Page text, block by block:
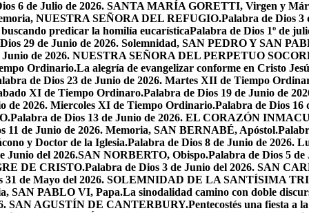
6 de Julio de 2026. SANTA MARÍA GORETTI, Virgen y
NUESTRA SEÑORA DEL REFUGIO.Palabra de Dios 3
predicar la homilía eucarísticaPalabra de Dios 1º de
29 de Junio de 2026. Solemnidad, SAN PEDRO Y SAN
Junio de 2026. NUESTRA SEÑORA DEL PERPETUO
Ordinario.La alegría de evangelizar conforme en Cristo
de Dios 23 de Junio de 2026. Martes XII de Tiempo
XI de Tiempo Ordinaro.Palabra de Dios 19 de Junio de
de 2026. Miercoles XI de Tiempo Ordinario.Palabra de Dios 16
Palabra de Dios 13 de Junio de 2026. EL CORAZÓN
11 de Junio de 2026. Memoria, SAN BERNABÉ, Apóstol.
y Doctor de la Iglesia.Palabra de Dios 8 de Junio de 2026.
Junio del 2026.SAN NORBERTO, Obispo.Palabra de Dios 5
DE CRISTO.Palabra de Dios 3 de Junio del 2026. SAN
31 de Mayo del 2026. SOLEMNIDAD DE LA SANTÍSIMA
SAN PABLO VI, Papa.La sinodalidad camino con doble
SAN AGUSTÍN DE CANTERBURY.Pentecostés una fiesta a